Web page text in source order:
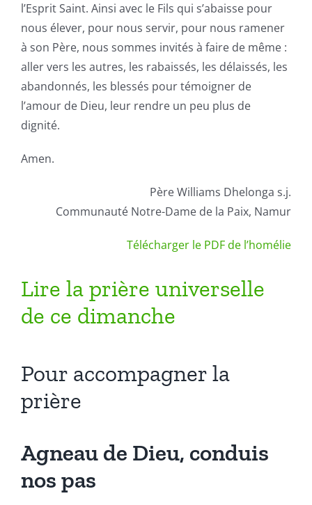
l’Esprit Saint. Ainsi avec le Fils qui s’abaisse pour
nous élever, pour nous servir, pour nous ramener
à son Père, nous sommes invités à faire de même :
aller vers les autres, les rabaissés, les délaissés, les
abandonnés, les blessés pour témoigner de
l’amour de Dieu, leur rendre un peu plus de
dignité.
Amen.
Père Williams Dhelonga s.j.
Communauté Notre-Dame de la Paix, Namur
Télécharger le PDF de l’homélie
Lire la prière universelle
de ce dimanche
Pour accompagner la
prière
Agneau de Dieu, conduis
nos pas